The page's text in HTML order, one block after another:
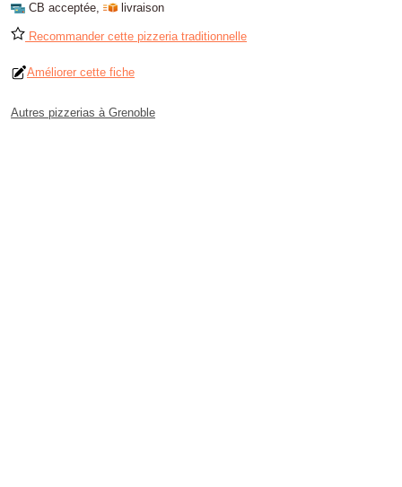
CB acceptée, livraison
Recommander cette pizzeria traditionnelle
Améliorer cette fiche
Autres pizzerias à Grenoble